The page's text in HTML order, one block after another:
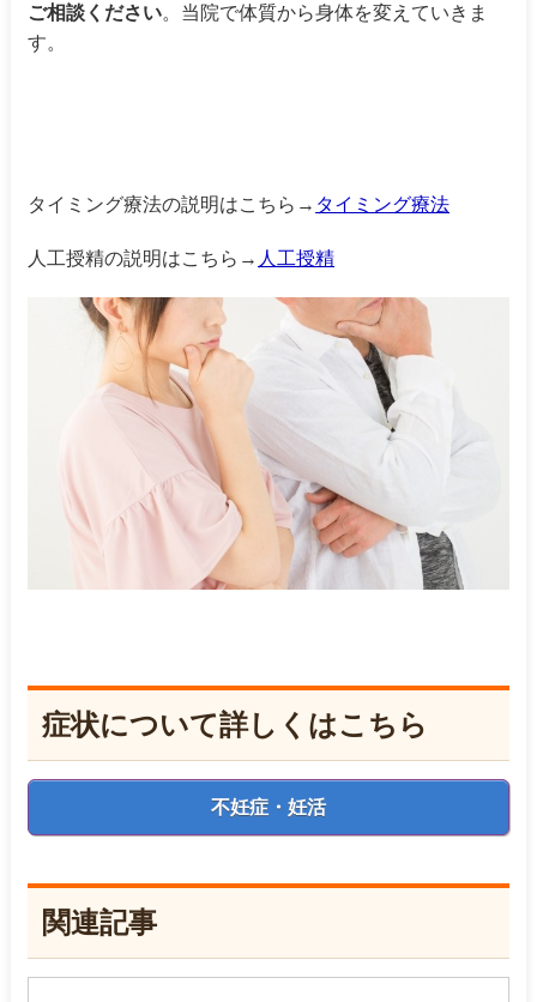
ご相談ください。当院で体質から身体を変えていきま
す。
タイミング療法の説明はこちら→ タイミング療法
人工授精の説明はこちら→ 人工授精
症状について詳しくはこちら
不妊症・妊活
関連記事